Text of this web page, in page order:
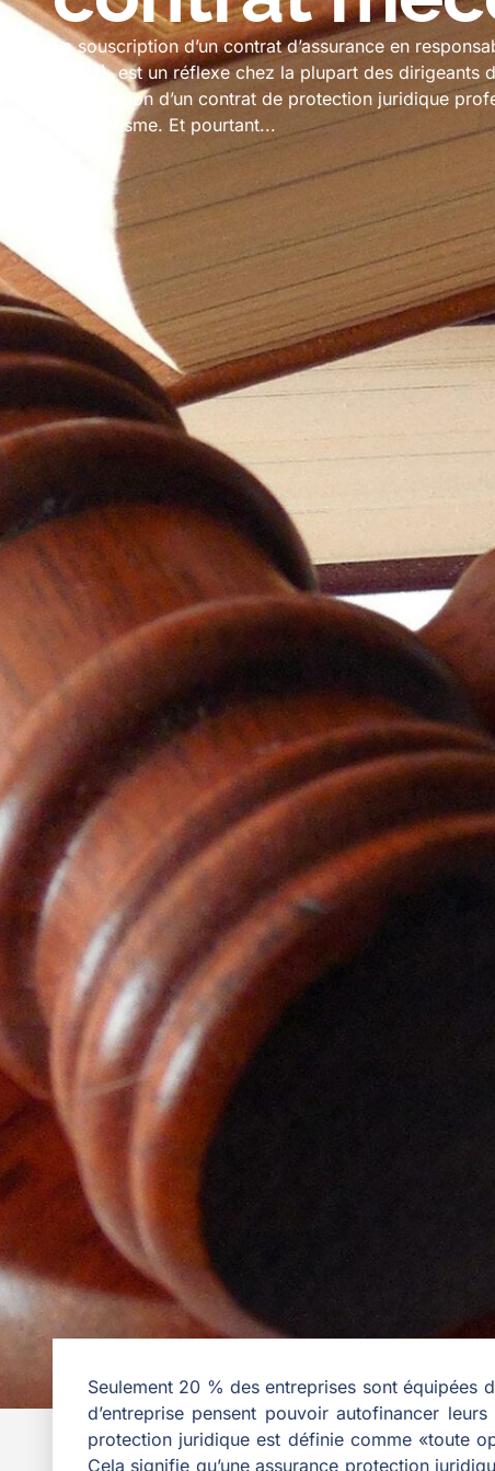
La souscription d’un contrat d’assurance en
pro (1), est un réflexe chez la plupart des dirigeants
souscription d’un contrat de protection juridique
automatisme. Et pourtant...
Seulement 20 % des entreprises sont équipées
d’entreprise pensent pouvoir autofinancer
protection juridique est définie comme «toute
Cela signifie qu’une assurance protection